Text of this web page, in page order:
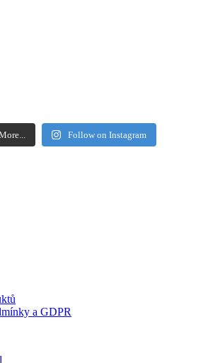
Follow on Instagram
a GDPR